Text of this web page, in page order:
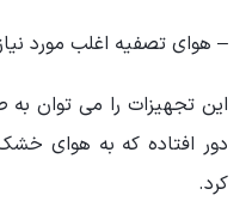
– هوای تصفیه اغلب مورد
این تجهیزات را می توان
دور افتاده که به هوای
کرد.